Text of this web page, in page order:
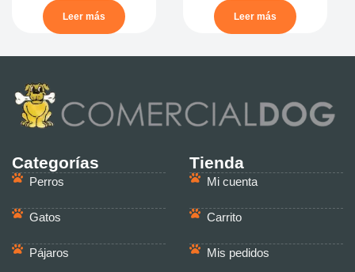
Leer más Leer más
Categorías
Perros
Gatos
Pájaros
Tienda
Mi cuenta
Carrito
Mis pedidos